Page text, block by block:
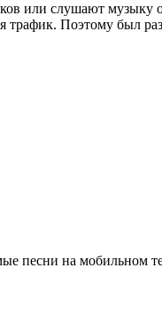
или слушают музыку
трафик. Поэтому был
песни на мобильном